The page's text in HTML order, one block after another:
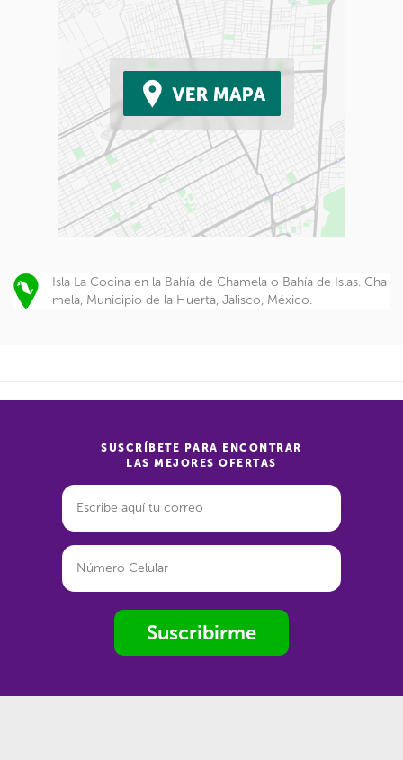
Isla La Cocina en la Bahía de Chamela o Bahía de Islas. Cha
mela, Municipio de la Huerta, Jalisco, México.
SUSCRÍBETE PARA ENCONTRAR
LAS MEJORES OFERTAS
Suscribirme